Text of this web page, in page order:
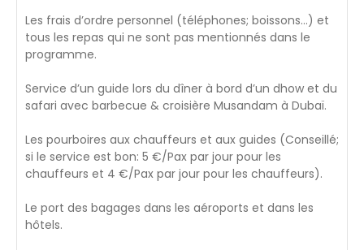
Les frais d’ordre personnel (téléphones; boissons…) et
tous les repas qui ne sont pas mentionnés dans le
programme.
Service d’un guide lors du dîner à bord d’un dhow et du
safari avec barbecue & croisière Musandam à Dubaï.
Les pourboires aux chauffeurs et aux guides (Conseillé;
si le service est bon: 5 €/Pax par jour pour les
chauffeurs et 4 €/Pax par jour pour les chauffeurs).
Le port des bagages dans les aéroports et dans les
hôtels.